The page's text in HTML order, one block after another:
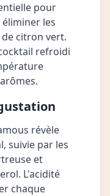
pour
les
citron vert.
refroidi
révèle
suivie par les
et
L'acidité
chaque